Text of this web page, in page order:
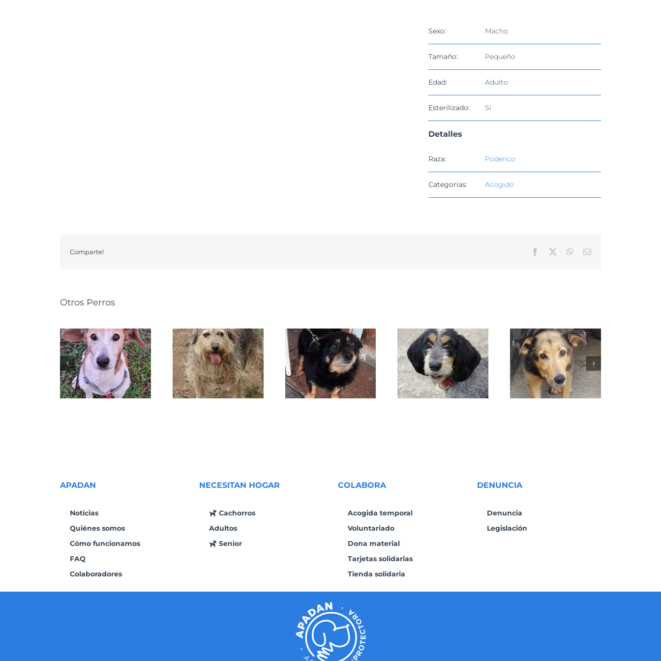
Sexo: Macho
Tamaño: Pequeño
Edad: Adulto
Esterilizado: Si
Detalles
Raza: Podenco
Categorías: Acogido
Comparte! Facebook WhatsApp
Correo
Otros Perros
NUSKA TÁBATA BRITISH MORA
APADAN
Noticias
Quiénes somos
Cómo funcionamos
FAQ
Colaboradores
NECESITAN HOGAR
Cachorros
Adultos
Senior
COLABORA
Acogida temporal
Voluntariado
Dona material
Tarjetas solidarias
Tienda solidaria
DENUNCIA
Denuncia
Legislación